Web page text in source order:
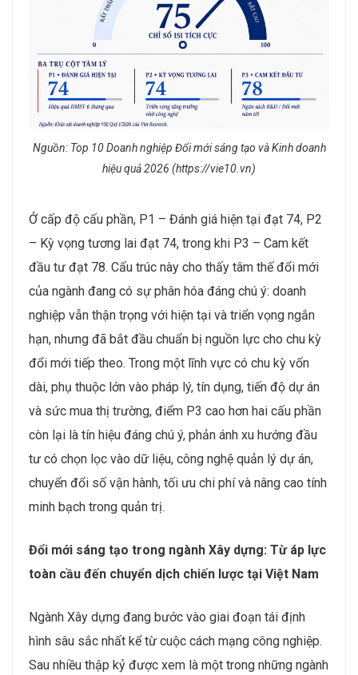
Nguồn: Top 10 Doanh nghiệp Đổi mới sáng tạo và Kinh doanh
hiệu quả 2026 (https://vie10.vn)
Ở cấp độ cấu phần, P1 – Đánh giá hiện tại đạt 74, P2
– Kỳ vọng tương lai đạt 74, trong khi P3 – Cam kết
đầu tư đạt 78. Cấu trúc này cho thấy tâm thế đổi mới
của ngành đang có sự phân hóa đáng chú ý: doanh
nghiệp vẫn thận trọng với hiện tại và triển vọng ngắn
hạn, nhưng đã bắt đầu chuẩn bị nguồn lực cho chu kỳ
đổi mới tiếp theo. Trong một lĩnh vực có chu kỳ vốn
dài, phụ thuộc lớn vào pháp lý, tín dụng, tiến độ dự án
và sức mua thị trường, điểm P3 cao hơn hai cấu phần
còn lại là tín hiệu đáng chú ý, phản ánh xu hướng đầu
tư có chọn lọc vào dữ liệu, công nghệ quản lý dự án,
chuyển đổi số vận hành, tối ưu chi phí và nâng cao tính
minh bạch trong quản trị.
Đổi mới sáng tạo trong ngành Xây dựng: Từ áp lực
toàn cầu đến chuyển dịch chiến lược tại Việt Nam
Ngành Xây dựng đang bước vào giai đoạn tái định
hình sâu sắc nhất kể từ cuộc cách mạng công nghiệp.
Sau nhiều thập kỷ được xem là một trong những ngành